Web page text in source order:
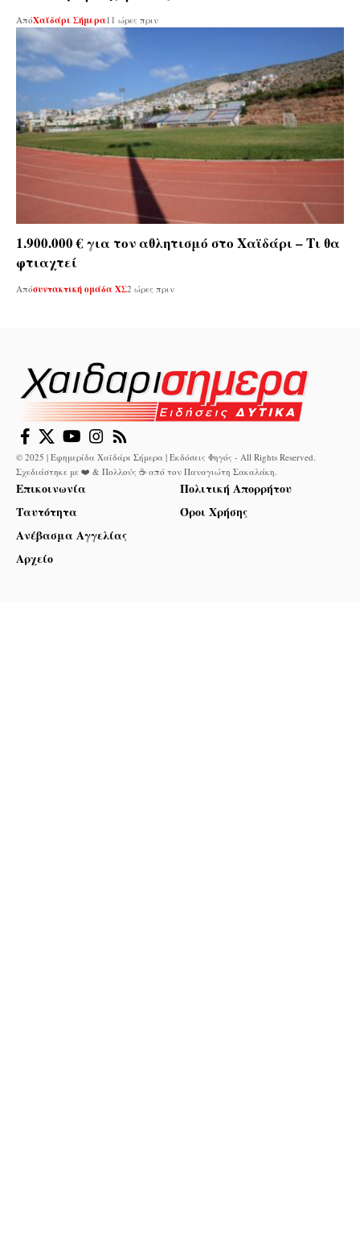
ΑπόΧαϊδάρι Σήμερα 11 ώρες πριν
1.900.000 € για τον αθλητισμό στο Χαϊδάρι – Τι θα
φτιαχτεί
Απόσυντακτική ομάδα ΧΣ2 ώρες πριν
© 2025 | Εφημερίδα Χαϊδάρι Σήμερα | Εκδόσεις Φηγός - All Rights Reserved.
Σχεδιάστηκε με ❤️ & Πολλούς ☕ από τον Παναγιώτη Σακαλάκη
Επικοινωνία
Ταυτότητα
Ανέβασμα Αγγελίας
Αρχείο
Πολιτική Απορρήτου
Όροι Χρήσης